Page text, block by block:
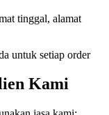
tinggal, alamat
untuk setiap order
Kami